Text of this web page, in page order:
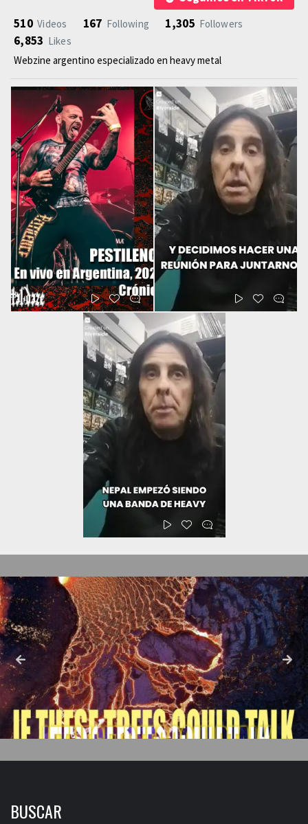
510 Videos 167 Following 1,305 Followers
6,853 Likes
Webzine argentino especializado en heavy metal
BUSCAR